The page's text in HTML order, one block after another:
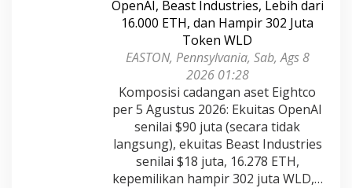
OpenAI, Beast Industries, Lebih dari
16.000 ETH, dan Hampir 302 Juta
Token WLD
EASTON, Pennsylvania, Sab, Ags 8
2026 01:28
Komposisi cadangan aset Eightco
per 5 Agustus 2026: Ekuitas OpenAI
senilai $90 juta (secara tidak
langsung), ekuitas Beast Industries
senilai $18 juta, 16.278 ETH,
kepemilikan hampir 302 juta WLD,…